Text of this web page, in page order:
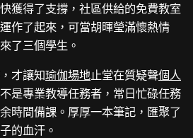
獲得了支撐，社區供給的免費教室
作了起來，可當胡暉瑩滿懷熱情
了三個學生。
才讓知瑜伽場地止堂在質疑聲個人
是專業教導任務者，常日忙碌任務
時間備課。厚厚一本筆記，匯聚了
的血汗。